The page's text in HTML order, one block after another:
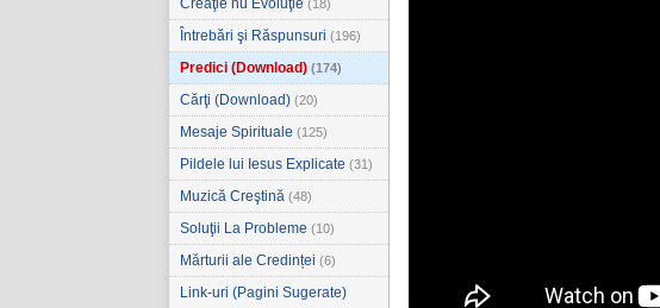
Creaţie nu Evoluţie (18)
Întrebări şi Răspunsuri (196)
Predici (Download) (174)
Cărţi (Download) (20)
Mesaje Spirituale (125)
Pildele lui Iesus Explicate (31)
Muzică Creştină (48)
Soluţii La Probleme (10)
Mărturii ale Credinței (6)
Link-uri (Pagini Sugerate)